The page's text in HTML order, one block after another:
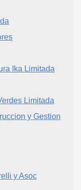
Ika Limitada
Limitada
y Gestion
y Asoc